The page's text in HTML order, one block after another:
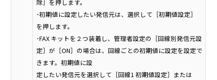
除］を押します。
･初期値に設定したい発信元は、選択して［初期値設定］
を押します。
･FAX キットを２つ装着し、管理者設定の［回線別発信元設
定］が［ON］の場合は、回線ごとの初期値に設定を設定で
きます。初期値に設
定したい発信元を選択して［回線1 初期値設定］または